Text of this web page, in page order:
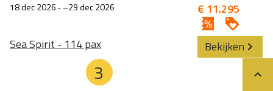
18 dec 2026‐ 29 dec 2026
Sea Spirit - 114 pax
€ 11.295
3
Bekijken